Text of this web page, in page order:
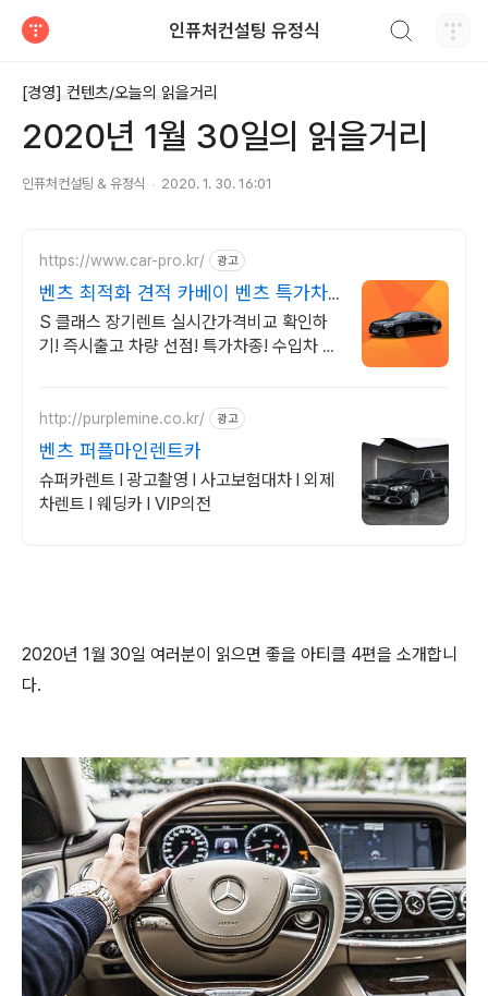
인퓨처컨설팅 유정식
[경영] 컨텐츠/오늘의 읽을거리
2020년 1월 30일의 읽을거리
인퓨처컨설팅 & 유정식 2020. 1. 30. 16:01
https://www.car-pro.kr/ 광고
벤츠 최적화 견적 카베이 벤츠 특가차
량 무료견적
S 클래스 장기렌트 실시간가격비교 확인하
기! 즉시출고 차량 선점! 특가차종! 수입차 최
http://purplemine.co.kr/ 광고
벤츠 퍼플마인렌트카
슈퍼카렌트 l 광고촬영 l 사고보험대차 l 외제
차렌트 l 웨딩카 l VIP의전
2020년 1월 30일 여러분이 읽으면 좋을 아티클 4편을 소개합니
다.